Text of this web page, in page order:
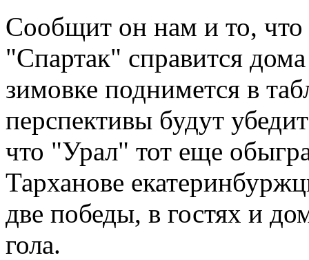
Сообщит он нам и то,
"Спартак" справится
зимовке поднимется в
перспективы будут
что "Урал" тот еще
Тарханове
две победы, в гостях и
гола.